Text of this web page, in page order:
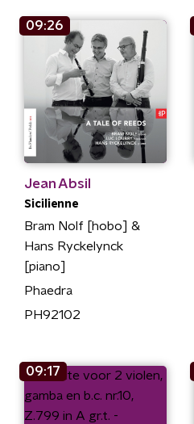
09:26
Jean Absil
Sicilienne
Bram Nolf [hobo] &
Hans Ryckelynck
[piano]
Phaedra
PH92102
09:17